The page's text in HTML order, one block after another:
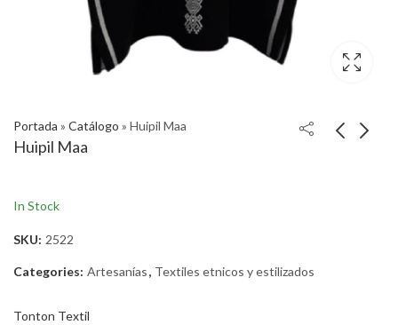
Portada » Catálogo » Huipil Maa
Huipil Maa
In Stock
SKU: 2522
Categories: Artesanías, Textiles etnicos y estilizados
Tonton Textil